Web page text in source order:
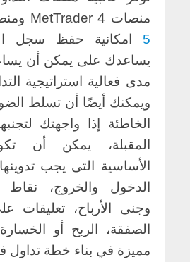
منصات MetTrader 4 ومنصة
5 امكانية حفظ سجل
يساعدك على يمكن أن
مدى فعالية استراتيجية
ويمكنك أيضًا أن تسلط
الخاطئة إذا واجهتك
المقبلة، يمكن أن
الأساسية التى يجب
الدخول والخروج،
وجنى الأرباح،
الصفقة، الربح أو
مميزة في بناء خطة تداول